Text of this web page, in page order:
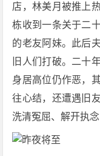
店，林美月被推上
栋收到一条关于二
的老友阿妹。此后
旧人们打破。二十
身居高位仍作恶，
往心结，还遭遇旧
洗清冤屈、解开执